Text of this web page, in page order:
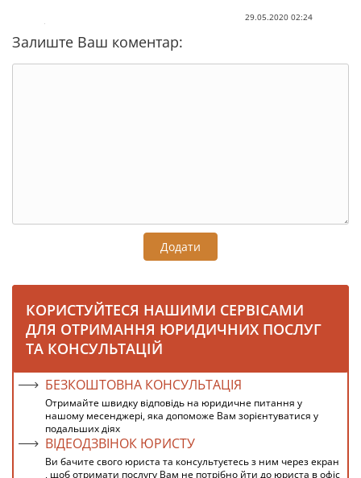
29.05.2020 02:24
Залиште Ваш коментар:
Додати
КОРИСТУЙТЕСЯ НАШИМИ СЕРВІСАМИ
ДЛЯ ОТРИМАННЯ ЮРИДИЧНИХ ПОСЛУГ
ТА КОНСУЛЬТАЦІЙ
БЕЗКОШТОВНА КОНСУЛЬТАЦІЯ
Отримайте швидку відповідь на юридичне питання у
нашому месенджері, яка допоможе Вам зорієнтуватися у
подальших діях
ВІДЕОДЗВІНОК ЮРИСТУ
Ви бачите свого юриста та консультуєтесь з ним через екран
, щоб отримати послугу Вам не потрібно йти до юриста в офіс